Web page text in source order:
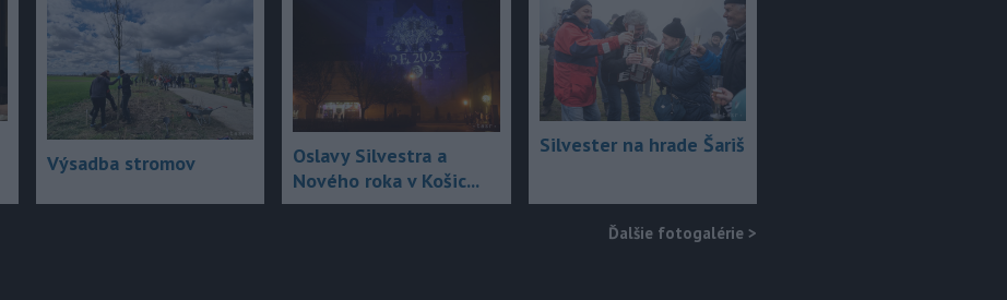
Výsadba stromov
Oslavy Silvestra a
Nového roka v Košic...
Silvester na hrade Šariš
Ďalšie fotogalérie >